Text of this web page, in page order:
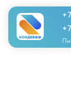
+7 499
+7 977
Пн-Вс